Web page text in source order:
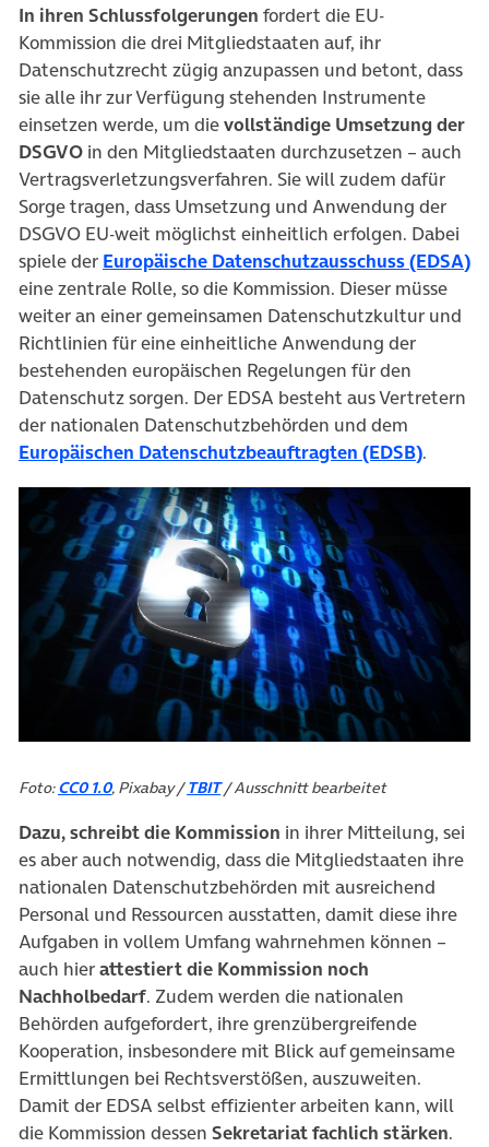
In ihren Schlussfolgerungen fordert die EU-
Kommission die drei Mitgliedstaaten auf, ihr
Datenschutzrecht zügig anzupassen und betont, dass
sie alle ihr zur Verfügung stehenden Instrumente
einsetzen werde, um dievollständige Umsetzung der
DSGVO in den Mitgliedstaaten durchzusetzen – auch
Vertragsverletzungsverfahren. Sie will zudem dafür
Sorge tragen, dass Umsetzung und Anwendung der
DSGVO EU-weit möglichst einheitlich erfolgen. Dabei
spiele der Europäische Datenschutzausschuss (EDSA)
eine zentrale Rolle, so die Kommission. Dieser müsse
weiter an einer gemeinsamen Datenschutzkultur und
Richtlinien für eine einheitliche Anwendung der
bestehenden europäischen Regelungen für den
Datenschutz sorgen. Der EDSA besteht aus Vertretern
der nationalen Datenschutzbehörden und dem
Europäischen Datenschutzbeauftragten (EDSB)(öffnet
.
Foto:CC0 1.0, Pixabay /TBIT/ Ausschnitt bearbeitet
Dazu, schreibt die Kommission in ihrer Mitteilung, sei
es aber auch notwendig, dass die Mitgliedstaaten ihre
nationalen Datenschutzbehörden mit ausreichend
Personal und Ressourcen ausstatten, damit diese ihre
Aufgaben in vollem Umfang wahrnehmen können –
auch hierattestiert die Kommission noch
Nachholbedarf. Zudem werden die nationalen
Behörden aufgefordert, ihre grenzübergreifende
Kooperation, insbesondere mit Blick auf gemeinsame
Ermittlungen bei Rechtsverstößen, auszuweiten.
Damit der EDSA selbst effizienter arbeiten kann, will
die Kommission dessen Sekretariat fachlich stärken.